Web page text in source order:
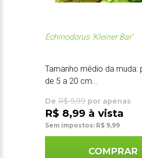
Echinodorus 'Kleiner Bar'
Tamanho médio da muda:
de 5 a 20 cm...
De R$ 9,99 por apenas
R$ 8,99 à vista
Sem impostos: R$ 9,99
COMPRAR